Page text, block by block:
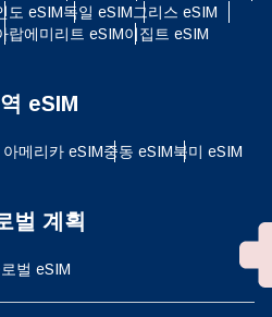
도 eSIM독일 eSIM그리스 eSIM
랍에미리트 eSIM이집트 eSIM
eSIM
아메리카 eSIM중동 eSIM북미 eSIM
벌 계획
벌 eSIM